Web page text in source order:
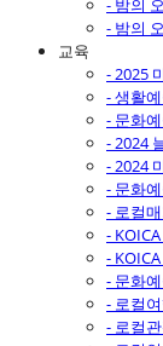
- 밤의
- 밤의
교육
- 2025
- 생활
- 문화
- 2024
- 2024
- 문화
- 로컬
-
-
- 문화
- 로컬
- 로컬